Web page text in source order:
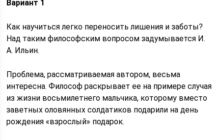
Вариант 1
Как научиться легко переносить лишения и заботы?
Над таким философским вопросом задумывается И.
А. Ильин.
Проблема, рассматриваемая автором, весьма
интересна. Философ раскрывает ее на примере случая
из жизни восьмилетнего мальчика, которому вместо
заветных оловянных солдатиков подарили на день
рождения «взрослый» подарок.